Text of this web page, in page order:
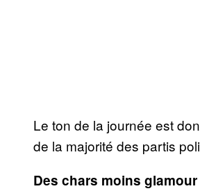
Le ton de la journée est
de la majorité des partis
Des chars moins